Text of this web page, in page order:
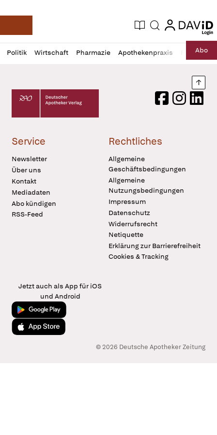
Deutsche Apotheker Zeitung
Aktuelle Ausgabe
Suche login
login
Politik Wirtschaft Pharmazie Apothekenpraxis RechtAbo
Profil
öffnen
Daz
Pur
Deutscher Apotheker Verlag Logo
FacebookInstagram
Service
Newsletter
Über uns
Kontakt
Mediadaten
Abo kündigen
RSS-Feed
Rechtliches
Allgemeine
Geschäftsbedingungen
Allgemeine
Nutzungsbedingungen
Impressum
Datenschutz
Widerrufsrecht
Netiquette
Erklärung zur Barrierefreiheit
Cookies & Tracking
Jetzt auch als App für iOS
und Android
Jetzt bei Google Play
Laden im App Store
© 2026 Deutsche Apotheker Zeitung